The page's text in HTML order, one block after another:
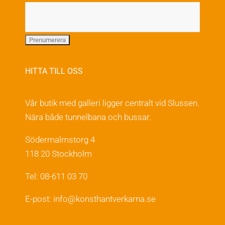
HITTA TILL OSS
Vår butik med galleri ligger centralt vid Slussen.
Nära både tunnelbana och bussar.
Södermalmstorg 4
118 20 Stockholm
Tel: 08-611 03 70
E-post: info@konsthantverkarna.se